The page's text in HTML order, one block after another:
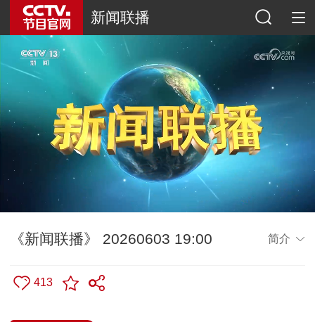
新闻联播
《新闻联播》 20260603 19:00 简介
413